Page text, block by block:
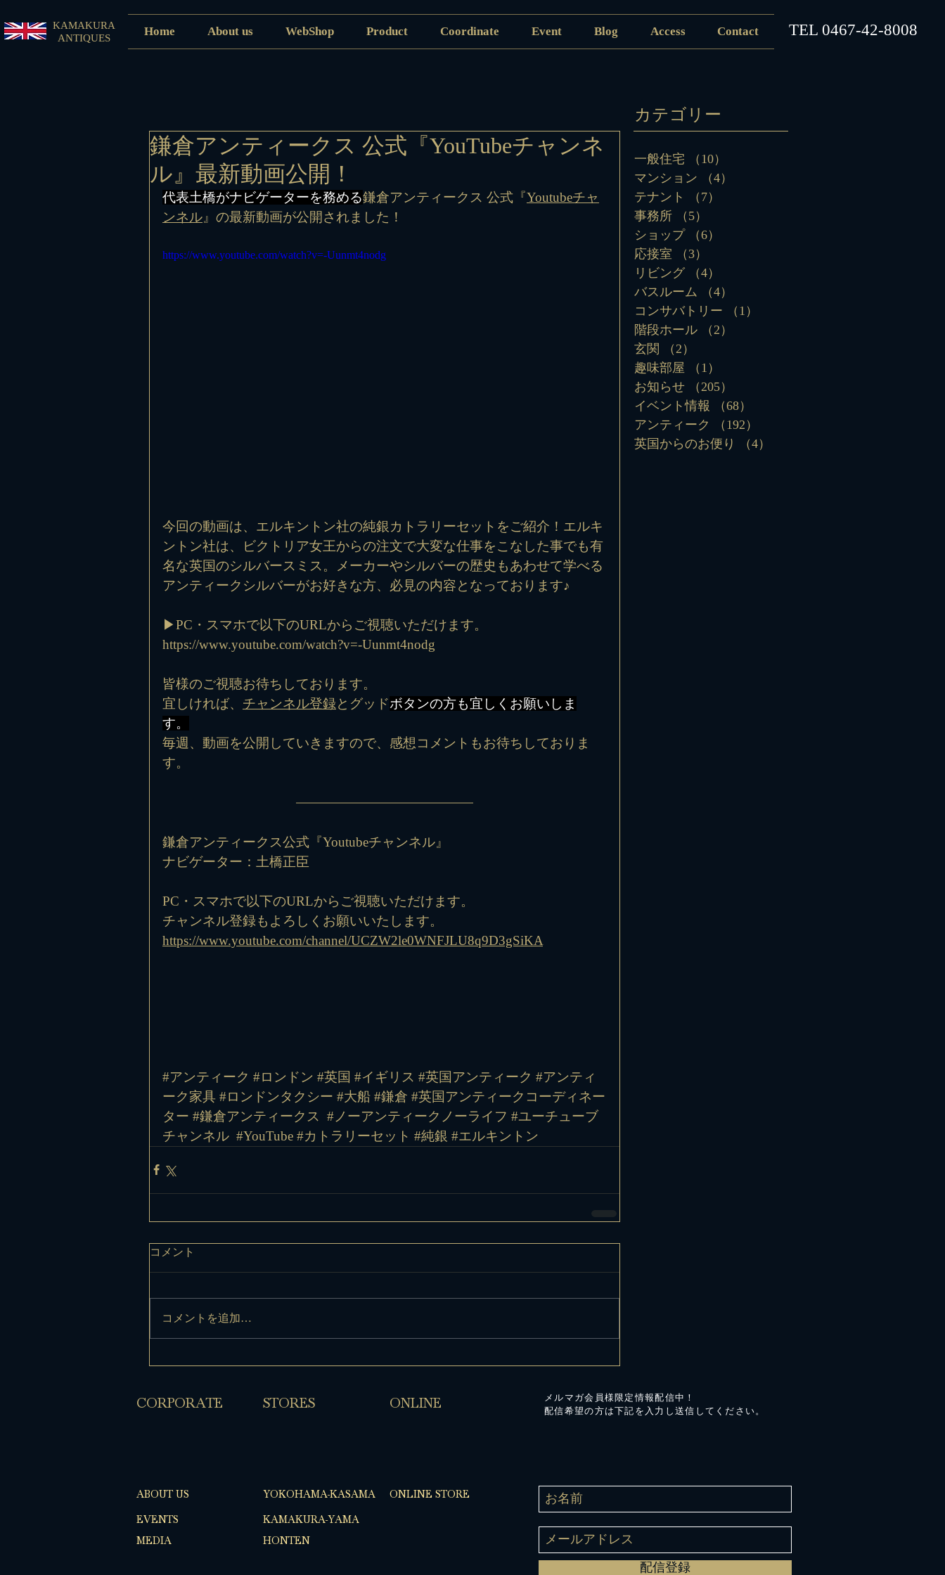
KAMAKURA
ANTIQUES
Home About us WebShop Product Coordinate Event Blog Access Contact ​TEL 0467-42-8008
鎌倉アンティークス 公式『YouTubeチャンネ
ル』最新動画公開！
代表土橋がナビゲーターを務める鎌倉アンティークス 公式『Youtubeチャ
ンネル 』の最新動画が公開されました！
https://www.youtube.com/watch?v=-Uunmt4nodg
今回の動画は、エルキントン社の純銀カトラリーセットをご紹介！エルキ
ントン社は、ビクトリア女王からの注文で大変な仕事をこなした事でも有
名な英国のシルバースミス。メーカーやシルバーの歴史もあわせて学べる
アンティークシルバーがお好きな方、必見の内容となっております♪
▶PC・スマホで以下のURLからご視聴いただけます。
https://www.youtube.com/watch?v=-Uunmt4nodg
皆様のご視聴お待ちしております。
宜しければ、 チャンネル登録とグッドボタンの方も宜しくお願いしま
す。
毎週、動画を公開していきますので、感想コメントもお待ちしておりま
す。
鎌倉アンティークス公式『Youtubeチャンネル』
ナビゲーター：土橋正臣
PC・スマホで以下のURLからご視聴いただけます。
チャンネル登録もよろしくお願いいたします。
https://www.youtube.com/channel/UCZW2le0WNFJLU8q9D3gSiKA
#アンティーク #ロンドン #英国 #イギリス #英国アンティーク #アンティ
ーク家具 #ロンドンタクシー #大船 #鎌倉 #英国アンティークコーディネー
ター #鎌倉アンティークス
#ノーアンティークノーライフ #ユーチューブ
チャンネル #YouTube #カトラリーセット #純銀 #エルキントン
コメント
コメントを追加…
カテゴリー
一般住宅 （10）
マンション
（4）
テナント
（7）
事務所
（5）
ショップ
（6）
応接室
（3）
リビング
（4）
バスルーム
（4）
コンサバトリー
（1）
階段ホール
（2）
玄関
（2）
趣味部屋
（1）
お知らせ
（205）
イベント情報
（68）
アンティーク
（192）
英国からのお便り
（4）
​CORPORATE ​STORES ONLINE
メルマガ会員様限定情報配信中！
配信希望の方は下記を入力し送信してください。
ABOUT US
EVENTS
MEDIA
YOKOHAMA-KASAMA ONLINE STORE
KAMAKURA-YAMA
HONTEN
配信登録